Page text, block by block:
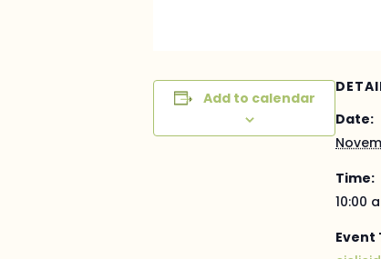
Add to calendar
Date:
Time:
10:00
Event